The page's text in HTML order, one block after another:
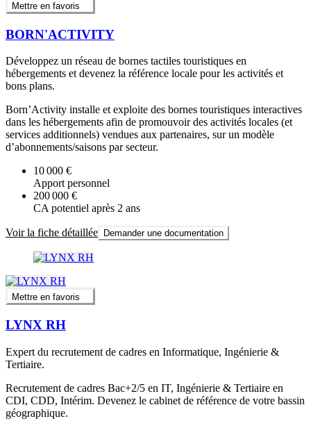
Mettre en favoris
BORN'ACTIVITY
Développez un réseau de bornes tactiles touristiques en
hébergements et devenez la référence locale pour les activités et
bons plans.
Born’Activity installe et exploite des bornes touristiques interactives
dans les hébergements afin de promouvoir des activités locales (et
services additionnels) vendues aux partenaires, sur un modèle
d’abonnements/saisons par secteur.
10 000 €
Apport personnel
200 000 €
CA potentiel après 2 ans
Voir la fiche détaillée Demander une documentation
Mettre en favoris
LYNX RH
Expert du recrutement de cadres en Informatique, Ingénierie &
Tertiaire.
Recrutement de cadres Bac+2/5 en IT, Ingénierie & Tertiaire en
CDI, CDD, Intérim. Devenez le cabinet de référence de votre bassin
géographique.